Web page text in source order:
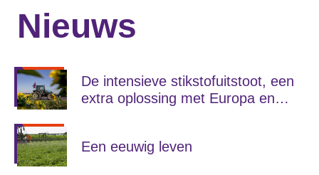
Nieuws
De intensieve stikstofuitstoot, een
extra oplossing met Europa en
Een eeuwig leven